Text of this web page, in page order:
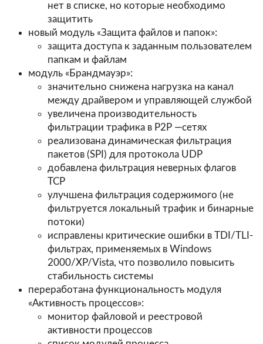
нет в списке, но которые необходимо
защитить
новый модуль «Защита файлов и папок»:
защита доступа к заданным пользователем
папкам и файлам
модуль «Брандмауэр»:
значительно снижена нагрузка на канал
между драйвером и управляющей службой
увеличена производительность
фильтрации трафика в P2P —сетях
реализована динамическая фильтрация
пакетов (SPI) для протокола UDP
добавлена фильтрация неверных флагов
TCP
улучшена фильтрация содержимого (не
фильтруется локальный трафик и бинарные
потоки)
исправлены критические ошибки в TDI/TLI-
фильтрах, применяемых в Windows
2000/XP/Vista, что позволило повысить
стабильность системы
переработана функциональность модуля
«Активность процессов»:
монитор файловой и реестровой
активности процессов